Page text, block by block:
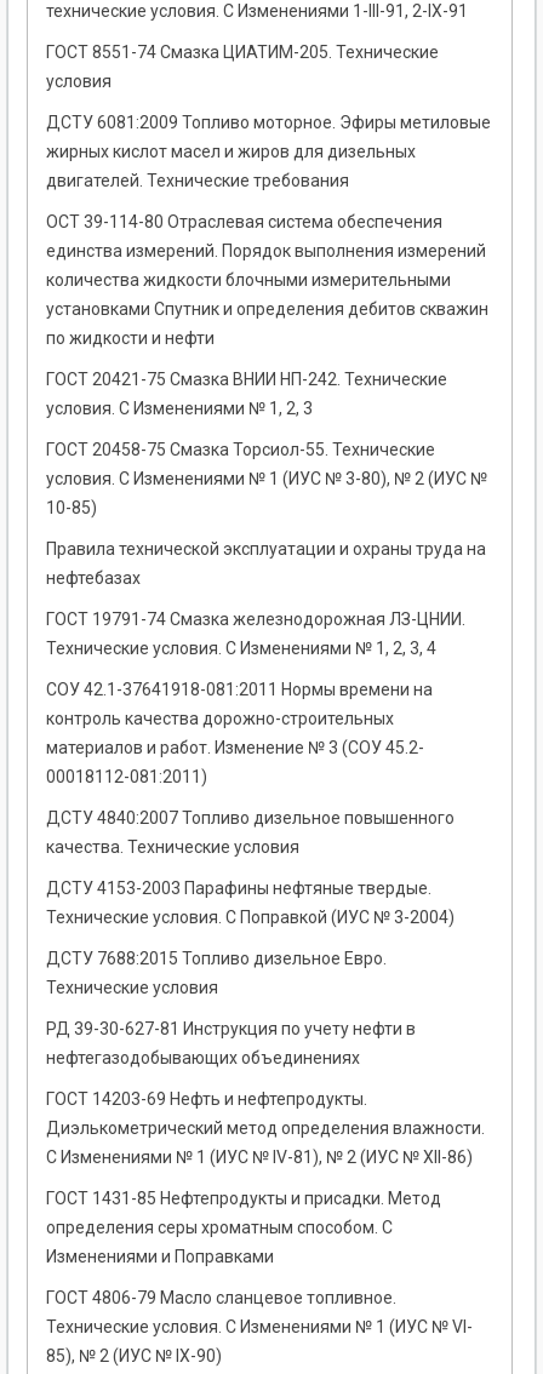
технические условия. С Изменениями 1-III-91, 2-IХ-91
ГОСТ 8551-74 Смазка ЦИАТИМ-205. Технические
условия
ДСТУ 6081:2009 Топливо моторное. Эфиры метиловые
жирных кислот масел и жиров для дизельных
двигателей. Технические требования
ОСТ 39-114-80 Отраслевая система обеспечения
единства измерений. Порядок выполнения измерений
количества жидкости блочными измерительными
установками Спутник и определения дебитов скважин
по жидкости и нефти
ГОСТ 20421-75 Смазка ВНИИ НП-242. Технические
условия. С Изменениями № 1, 2, 3
ГОСТ 20458-75 Смазка Торсиол-55. Технические
условия. С Изменениями № 1 (ИУС № 3-80), № 2 (ИУС №
10-85)
Правила технической эксплуатации и охраны труда на
нефтебазах
ГОСТ 19791-74 Смазка железнодорожная ЛЗ-ЦНИИ.
Технические условия. С Изменениями № 1, 2, 3, 4
СОУ 42.1-37641918-081:2011 Нормы времени на
контроль качества дорожно-строительных
материалов и работ. Изменение № 3 (СОУ 45.2-
00018112-081:2011)
ДСТУ 4840:2007 Топливо дизельное повышенного
качества. Технические условия
ДСТУ 4153-2003 Парафины нефтяные твердые.
Технические условия. С Поправкой (ИУС № 3-2004)
ДСТУ 7688:2015 Топливо дизельное Евро.
Технические условия
РД 39-30-627-81 Инструкция по учету нефти в
нефтегазодобывающих объединениях
ГОСТ 14203-69 Нефть и нефтепродукты.
Диэлькометрический метод определения влажности.
С Изменениями № 1 (ИУС № IV-81), № 2 (ИУС № ХII-86)
ГОСТ 1431-85 Нефтепродукты и присадки. Метод
определения серы хроматным способом. С
Изменениями и Поправками
ГОСТ 4806-79 Масло сланцевое топливное.
Технические условия. С Изменениями № 1 (ИУС № VI-
85), № 2 (ИУС № IХ-90)